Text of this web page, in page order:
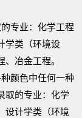
专业：化学工程
学类（环境设
冶金工程。
颜色中任何一种
取的专业：化学
设计学类（环境